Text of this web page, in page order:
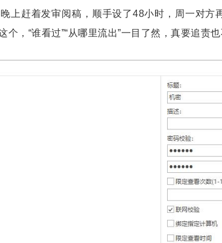
上赶着发审阅稿，顺手设了48小时，周一对方
，“谁看过”“从哪里流出”一目了然，真要追责也